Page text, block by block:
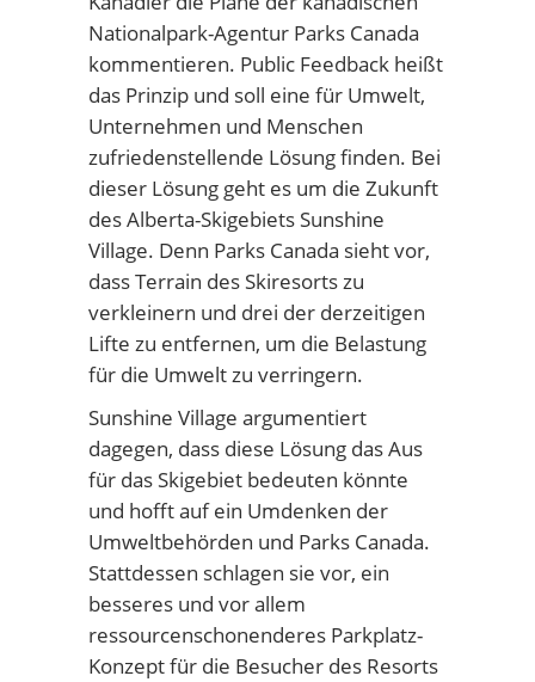
Nationalpark-Agentur Parks Canada
kommentieren. Public Feedback heißt
das Prinzip und soll eine für Umwelt,
Unternehmen und Menschen
zufriedenstellende Lösung finden. Bei
dieser Lösung geht es um die Zukunft
des Alberta-Skigebiets Sunshine
Village. Denn Parks Canada sieht vor,
dass Terrain des Skiresorts zu
verkleinern und drei der derzeitigen
Lifte zu entfernen, um die Belastung
für die Umwelt zu verringern.
Sunshine Village argumentiert
dagegen, dass diese Lösung das Aus
für das Skigebiet bedeuten könnte
und hofft auf ein Umdenken der
Umweltbehörden und Parks Canada.
Stattdessen schlagen sie vor, ein
besseres und vor allem
ressourcenschonenderes Parkplatz-
Konzept für die Besucher des Resorts